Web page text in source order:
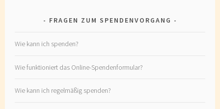
FRAGEN ZUM SPENDENVORGANG
Wie kann ich spenden?
Wie funktioniert das Online-Spendenformular?
Wie kann ich regelmäßig spenden?